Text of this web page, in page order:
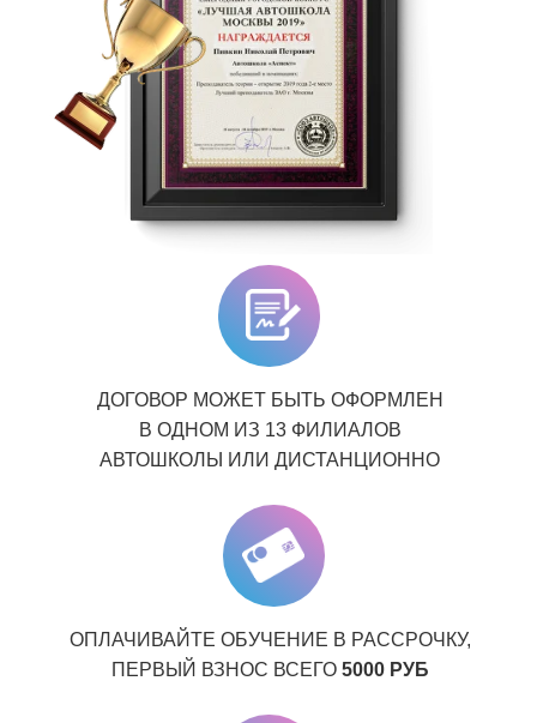
ДОГОВОР МОЖЕТ БЫТЬ ОФОРМЛЕН
В ОДНОМ ИЗ 13 ФИЛИАЛОВ
АВТОШКОЛЫ ИЛИ ДИСТАНЦИОННО
ОПЛАЧИВАЙТЕ ОБУЧЕНИЕ В РАССРОЧКУ,
ПЕРВЫЙ ВЗНОС ВСЕГО 5000 РУБ